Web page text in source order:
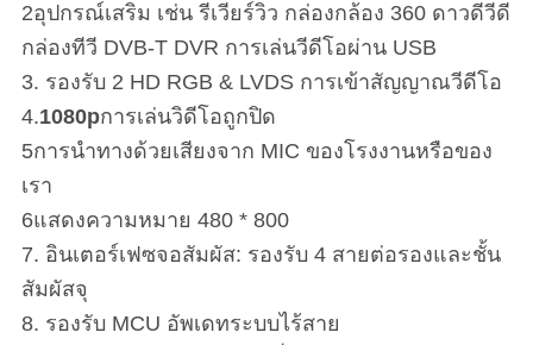
2อุปกรณ์เสริม เช่น รีเวียร์วิว กล่องกล้อง 360 ดาวดีวีดี
กล่องทีวี DVB-T DVR การเล่นวีดีโอผ่าน USB
3. รองรับ 2 HD RGB & LVDS การเข้าสัญญาณวีดีโอ
4.1080pการเล่นวิดีโอถูกปิด
5การนําทางด้วยเสียงจาก MIC ของโรงงานหรือของ
เรา
6แสดงความหมาย 480 * 800
7. อินเตอร์เฟซจอสัมผัส: รองรับ 4 สายต่อรองและชั้น
สัมผัสจุ
8. รองรับ MCU อัพเดทระบบไร้สาย